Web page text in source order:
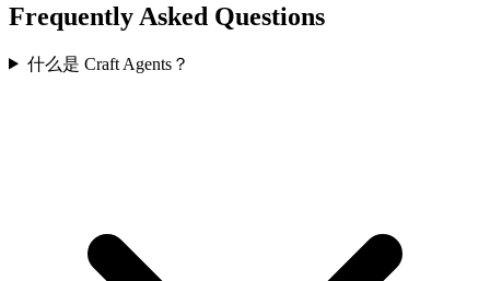
Frequently Asked Questions
什么是 Craft Agents？